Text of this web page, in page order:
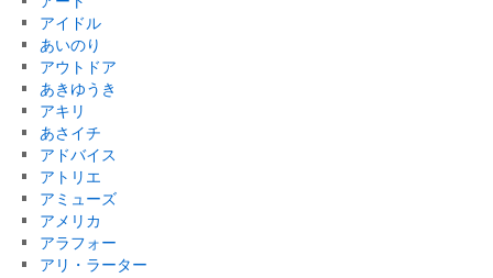
アイドル
あいのり
アウトドア
あきゆうき
アキリ
あさイチ
アドバイス
アトリエ
アミューズ
アメリカ
アラフォー
アリ・ラーター